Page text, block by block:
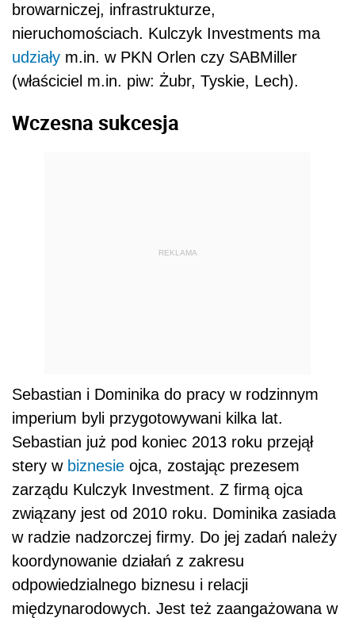
browarniczej, infrastrukturze,
nieruchomościach. Kulczyk Investments ma
udziały m.in. w PKN Orlen czy SABMiller
(właściciel m.in. piw: Żubr, Tyskie, Lech).
Wczesna sukcesja
REKLAMA
Sebastian i Dominika do pracy w rodzinnym
imperium byli przygotowywani kilka lat.
Sebastian już pod koniec 2013 roku przejął
stery w biznesie ojca, zostając prezesem
zarządu Kulczyk Investment. Z firmą ojca
związany jest od 2010 roku. Dominika zasiada
w radzie nadzorczej firmy. Do jej zadań należy
koordynowanie działań z zakresu
odpowiedzialnego biznesu i relacji
międzynarodowych. Jest też zaangażowana w